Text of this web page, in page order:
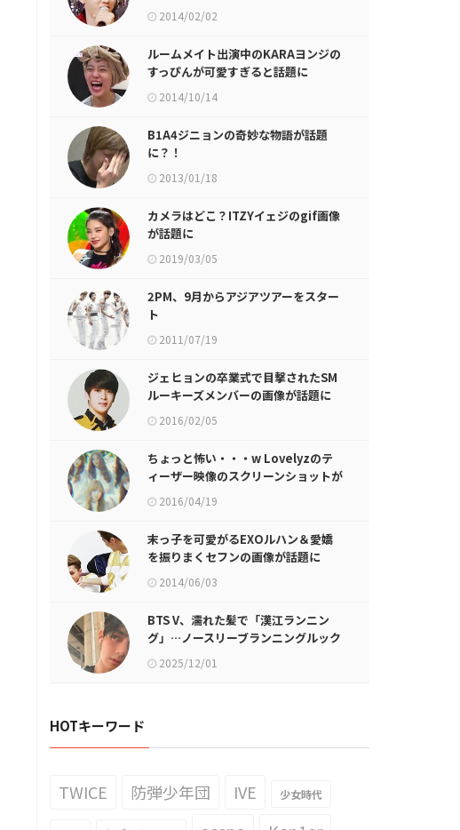
2014/02/02
ルームメイト出演中のKARAヨンジの
すっぴんが可愛すぎると話題に
2014/10/14
B1A4ジニョンの奇妙な物語が話題
に？！
2013/01/18
カメラはどこ？ITZYイェジのgif画像
が話題に
2019/03/05
2PM、9月からアジアツアーをスター
ト
2011/07/19
ジェヒョンの卒業式で目撃されたSM
ルーキーズメンバーの画像が話題に
（＋）ジェヒョンの卒業写真
2016/02/05
ちょっと怖い・・・w Lovelyzのテ
ィーザー映像のスクリーンショットが
話題に
2016/04/19
末っ子を可愛がるEXOルハン＆愛嬌
を振りまくセフンの画像が話題に
2014/06/03
BTS V、濡れた髪で「漢江ランニン
グ」…ノースリーブランニングルック
で露出された筋肉質なフィジカル
2025/12/01
HOTキーワード
TWICE 防弾少年団 IVE 少女時代